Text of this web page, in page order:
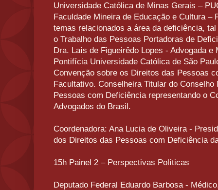
Universidade Católica de Minas Gerais –
Faculdade Mineira de Educação e Cultura –
temas relacionados a área da deficiência,
o Trabalho das Pessoas Portadoras de
Dra. Laís de Figueirêdo Lopes - Advogada e
Pontifícia Universidade Católica de São
Convenção sobre os Direitos das Pessoas
Facultativo. Conselheira Titular do
Pessoas com Deficiência representando o
Advogados do Brasil.
Coordenadora: Ana Lucia de Oliveira -
dos Direitos das Pessoas com Deficiência
15h Painel 2 – Perspectivas Políticas
Deputado Federal Eduardo Barbosa -